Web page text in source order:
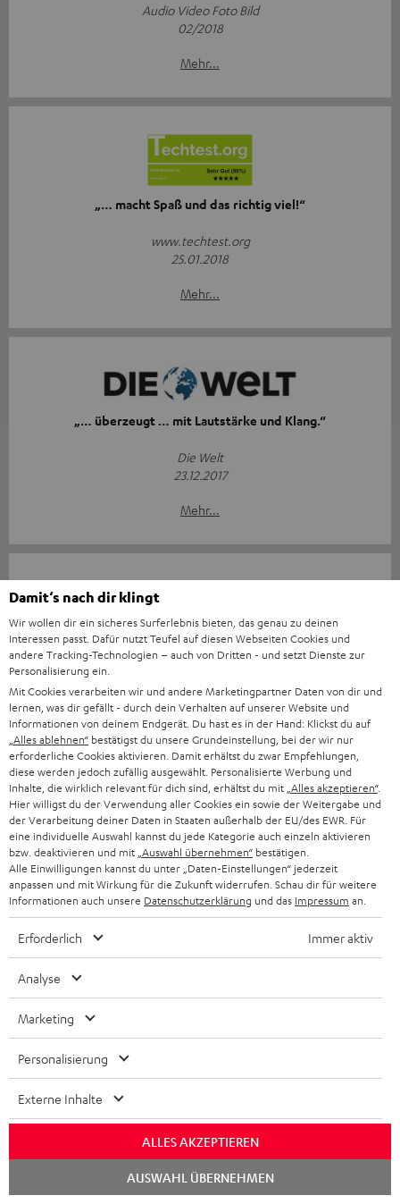
Audio Video Foto Bild
02/2018
Mehr...
„… macht Spaß und das richtig viel!“
www.techtest.org
25.01.2018
Mehr...
„… überzeugt … mit Lautstärke und Klang.“
Die Welt
23.12.2017
Mehr...
"Selbst jenseits der 100 Dezibel lassen die Bässe des
Rockster Air die Hosenbeine flattern."
Computer Bild
16.12.2017
Mehr...
„… ein hervorragender Lautsprecher für jede Party.“
01.06.2022
21.02.2022
Damit‘s nach dir klingt
Wir wollen dir ein sicheres Surferlebnis bieten, das genau zu deinen
Interessen passt. Dafür nutzt Teufel auf diesen Webseiten Cookies und
andere Tracking-Technologien – auch von Dritten - und setzt Dienste zur
Personalisierung ein.
Mit Cookies verarbeiten wir und andere Marketingpartner Daten von dir und
lernen, was dir gefällt - durch dein Verhalten auf unserer Website und
Informationen von deinem Endgerät. Du hast es in der Hand: Klickst du auf
„Alles ablehnen“ bestätigst du unsere Grundeinstellung, bei der wir nur
erforderliche Cookies aktivieren. Damit erhältst du zwar Empfehlungen,
diese werden jedoch zufällig ausgewählt. Personalisierte Werbung und
Inhalte, die wirklich relevant für dich sind, erhältst du mit „Alles akzeptieren“.
Hier willigst du der Verwendung aller Cookies ein sowie der Weitergabe und
der Verarbeitung deiner Daten in Staaten außerhalb der EU/des EWR. Für
eine individuelle Auswahl kannst du jede Kategorie auch einzeln aktivieren
bzw. deaktivieren und mit „Auswahl übernehmen“ bestätigen.
Alle Einwilligungen kannst du unter „Daten-Einstellungen“ jederzeit
anpassen und mit Wirkung für die Zukunft widerrufen. Schau dir für weitere
Informationen auch unsere Datenschutzerklärung und das Impressum an.
Erforderlich Immer aktiv
Analyse
Marketing
Personalisierung
Externe Inhalte
ALLES AKZEPTIEREN
AUSWAHL ÜBERNEHMEN